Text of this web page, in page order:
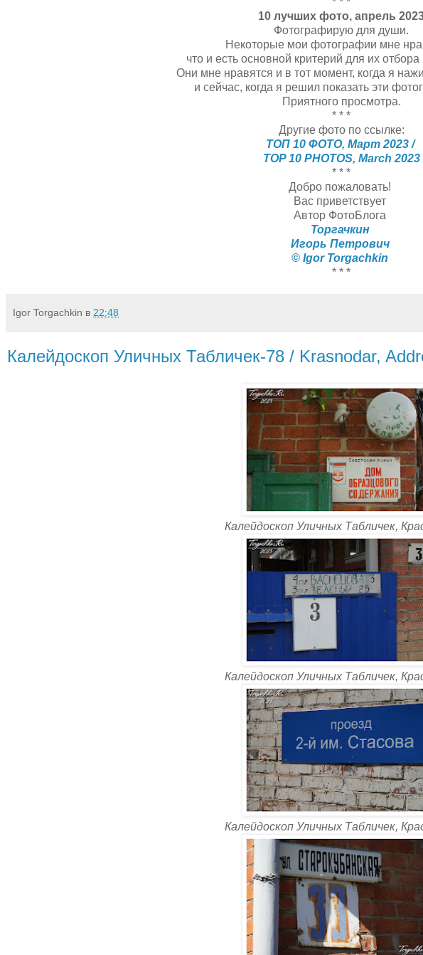
10 лучших фото, апрель
Фотографирую для души.
Некоторые мои фотографии мне
что и есть основной критерий для их
Они мне нравятся и в тот момент, когда я
и сейчас, когда я решил показать эти
Приятного просмотра.
* * *
Другие фото по ссылке:
ТОП 10 ФОТО, Март 2023 /
TOP 10 PHOTOS, March 2023
* * *
Добро пожаловать!
Вас приветствует
Автор ФотоБлога
Торгачкин
Игорь Петрович
© Igor Torgachkin
* * *
Igor Torgachkin в 22:48
Калейдоскоп Уличных Табличек-78 / Krasnodar,
Калейдоскоп Уличных Табличек,
Калейдоскоп Уличных Табличек,
Калейдоскоп Уличных Табличек,